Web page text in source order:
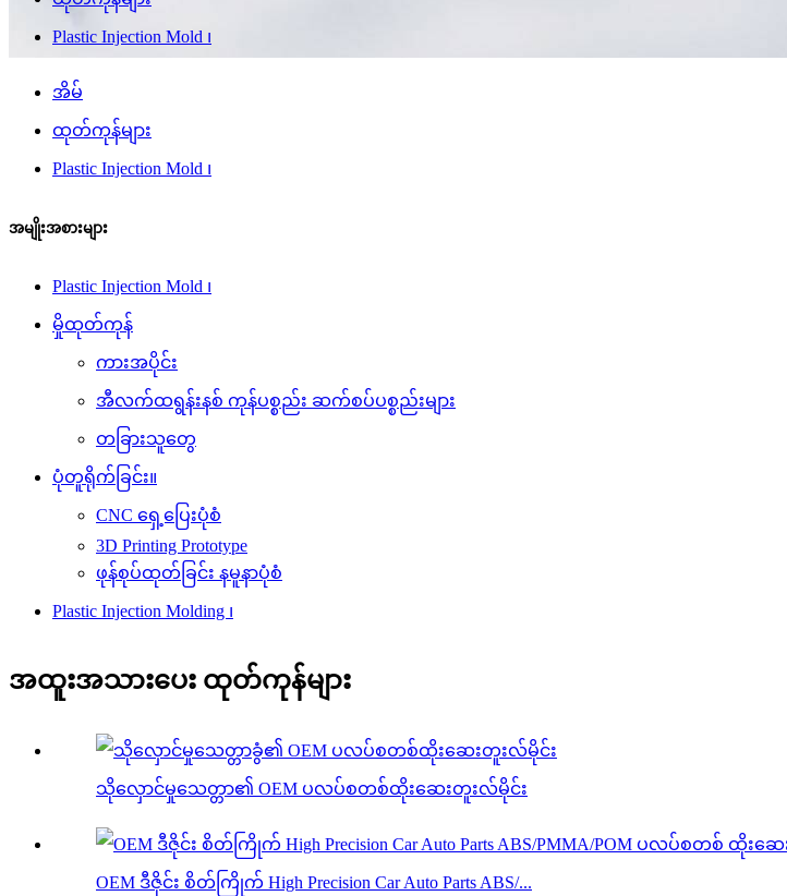
Plastic Injection Mold ၊
အိမ်
ထုတ်ကုန်များ
Plastic Injection Mold ၊
အမျိုးအစားများ
Plastic Injection Mold ၊
မှိုထုတ်ကုန်
ကားအပိုင်း
အီလက်ထရွန်းနစ် ကုန်ပစ္စည်း ဆက်စပ်ပစ္စည်းများ
တခြားသူတွေ
ပုံတူရိုက်ခြင်း။
CNC ရှေ့ပြေးပုံစံ
3D Printing Prototype
ဖုန်စုပ်ထုတ်ခြင်း နမူနာပုံစံ
Plastic Injection Molding ၊
အထူးအသားပေး ထုတ်ကုန်များ
သိုလှောင်မှုသေတ္တာ၏ OEM ပလပ်စတစ်ထိုးဆေးတူးလ်မိုင်း
OEM ဒီဇိုင်း စိတ်ကြိုက် High Precision Car Auto Parts ABS/...